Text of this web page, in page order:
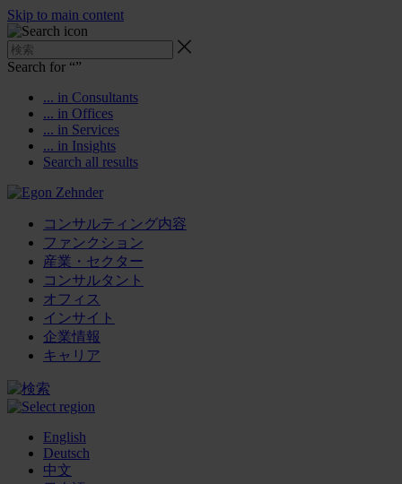
Skip to main content
Search for “”
... in Consultants
... in Offices
... in Services
... in Insights
Search all results
コンサルティング内容
ファンクション
産業・セクター
コンサルタント
オフィス
インサイト
企業情報
キャリア
English
Deutsch
中文